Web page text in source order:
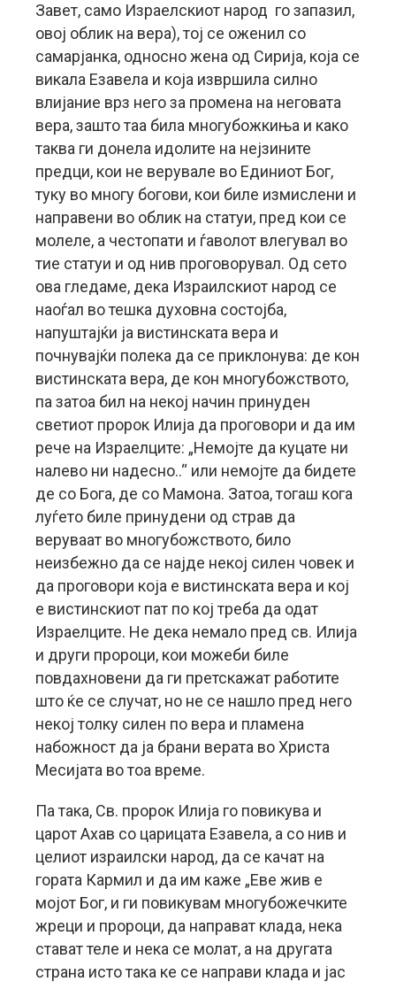
Завет, само Израелскиот народ го запазил,
овој облик на вера), тој се оженил со
самарјанка, односно жена од Сирија, која се
викала Езавела и која извршила силно
влијание врз него за промена на неговата
вера, зашто таа била многубожкиња и како
таква ги донела идолите на нејзините
предци, кои не верувале во Единиот Бог,
туку во многу богови, кои биле измислени и
направени во облик на статуи, пред кои се
молеле, а честопати и ѓаволот влегувал во
тие статуи и од нив проговорувал. Од сето
ова гледаме, дека Израилскиот народ се
наоѓал во тешка духовна состојба,
напуштајќи ја вистинската вера и
почнувајќи полека да се приклонува: де кон
вистинската вера, де кон многубожството,
па затоа бил на некој начин принуден
светиот пророк Илија да проговори и да им
рече на Израелците: „Немојте да куцате ни
налево ни надесно..“ или немојте да бидете
де со Бога, де со Мамона. Затоа, тогаш кога
луѓето биле принудени од страв да
веруваат во многубожството, било
неизбежно да се најде некој силен човек и
да проговори која е вистинската вера и кој
е вистинскиот пат по кој треба да одат
Израелците. Не дека немало пред св. Илија
и други пророци, кои можеби биле
повдахновени да ги претскажат работите
што ќе се случат, но не се нашло пред него
некој толку силен по вера и пламена
набожност да ја брани верата во Христа
Месијата во тоа време.
Па така, Св. пророк Илија го повикува и
царот Ахав со царицата Езавела, а со нив и
целиот израилски народ, да се качат на
гората Кармил и да им каже „Еве жив е
мојот Бог, и ги повикувам многубожечките
жреци и пророци, да направат клада, нека
стават теле и нека се молат, а на другата
страна исто така ке се направи клада и јас